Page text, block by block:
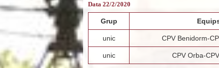
Data 22/2/2020
Grup
unic CPV Benidorm-
unic CPV Orba-